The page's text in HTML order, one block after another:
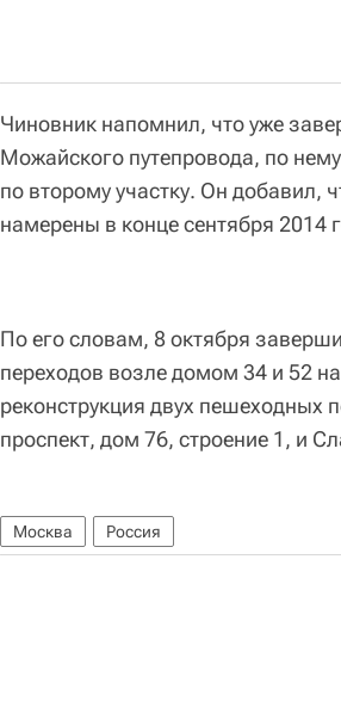
Чиновник напомнил, что уже
Можайского путепровода, по
по второму участку. Он добавил,
намерены в конце сентября 2014
По его словам, 8 октября
переходов возле домом 34 и 52
реконструкция двух пешеходных
проспект, дом 76, строение 1, и
Москва Россия